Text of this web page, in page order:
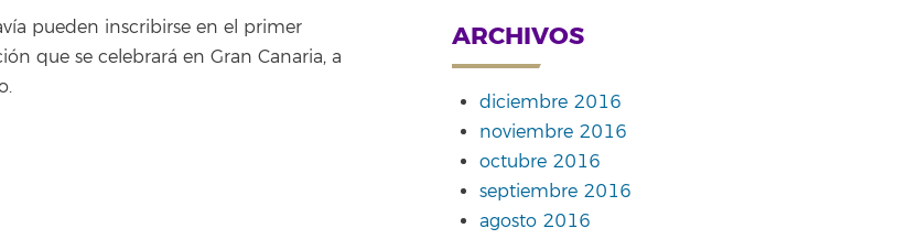
pueden inscribirse en el primer
que se celebrará en Gran Canaria, a
ARCHIVOS
diciembre 2016
noviembre 2016
octubre 2016
septiembre 2016
agosto 2016